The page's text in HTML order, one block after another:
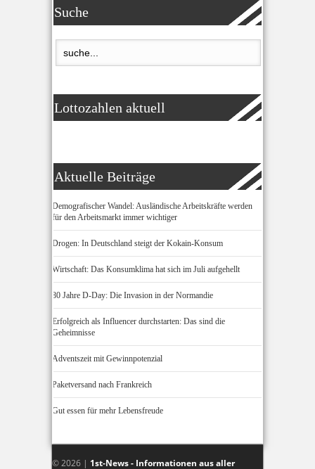
Suche
Lottozahlen aktuell
Aktuelle Beiträge
Demografischer Wandel: Ausländische Arbeitskräfte werden
für den Arbeitsmarkt immer wichtiger
Drogen: In Deutschland steigt der Kokain-Konsum
Wirtschaft: Das Konsumklima hat sich im Juli aufgehellt
80 Jahre D-Day: Die Invasion in der Normandie
Erfolgreich als Influencer durchstarten: Das sind die
Geheimnisse
Adventszeit mit Gewinnpotenzial
Paketversand nach Frankreich
Gut essen für mehr Lebensfreude
© 2026 | 1st-News - Informationen aus aller